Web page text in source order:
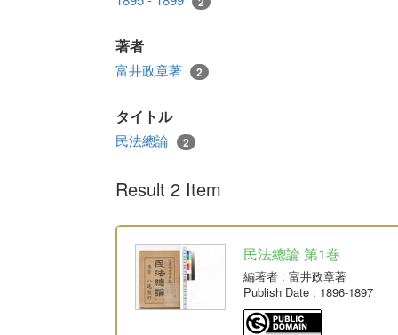
著者
富井政章著 2
タイトル
民法總論 2
Result 2 Item
民法總論 第1巻
編著者 : 富井政章著
Publish Date : 1896-1897